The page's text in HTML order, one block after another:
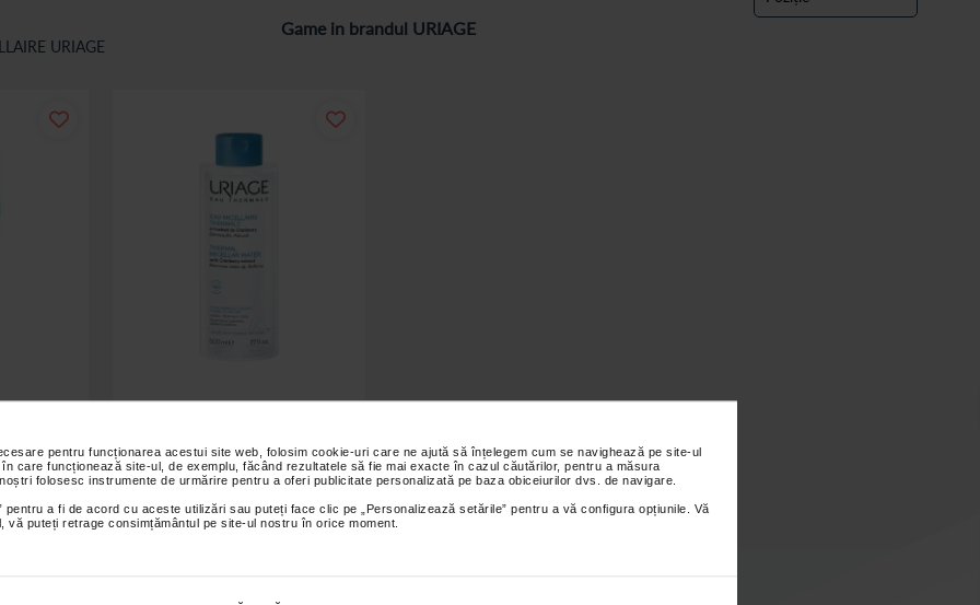
pentru funcționarea acestui site web, folosim cookie-uri care ne ajută să înțelegem cum se navighează pe site-ul
care funcționează site-ul, de exemplu, făcând rezultatele să fie mai exacte în cazul căutărilor, pentru a măsura
folosesc instrumente de urmărire pentru a oferi publicitate personalizată pe baza obiceiurilor dvs. de navigare.
pentru a fi de acord cu aceste utilizări sau puteți face clic pe „Personalizează setările” pentru a vă configura opțiunile. Vă
puteți retrage consimțământul pe site-ul nostru în orice moment.
Game in brandul URIAGE
URIAGE